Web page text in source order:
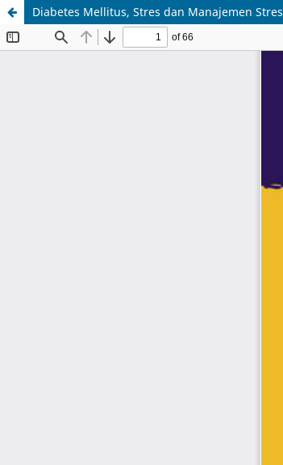
Diabetes Mellitus, Stres dan Manajemen Stres